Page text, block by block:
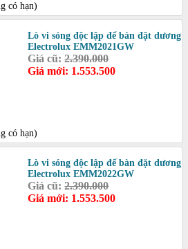
có hạn)
Lò vi sóng độc lập để bàn đặt dương
Electrolux EMM2021GW
Giá cũ:2.390.000
Giá mới: 1.553.500
có hạn)
Lò vi sóng độc lập để bàn đặt dương
Electrolux EMM2022GW
Giá cũ:2.390.000
Giá mới: 1.553.500